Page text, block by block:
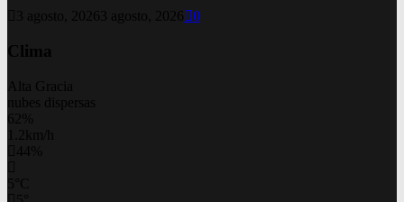
3 agosto, 2026 3 agosto, 2026 0
Clima
Alta Gracia
nubes dispersas
62%
1.2km/h
44%
5 C